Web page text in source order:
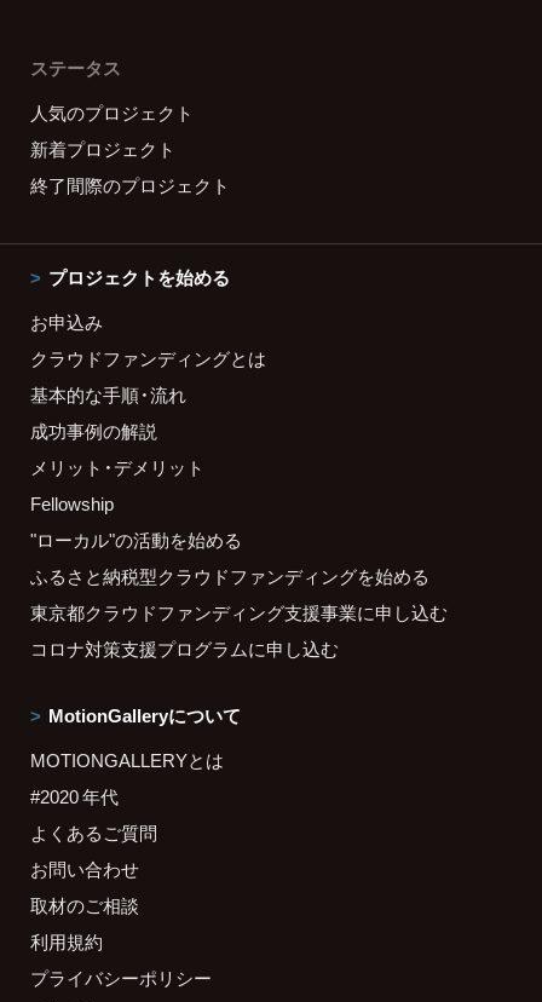
ステータス
人気のプロジェクト
新着プロジェクト
終了間際のプロジェクト
プロジェクトを始める
お申込み
クラウドファンディングとは
基本的な手順・流れ
成功事例の解説
メリット・デメリット
Fellowship
"ローカル"の活動を始める
ふるさと納税型クラウドファンディングを始める
東京都クラウドファンディング支援事業に申し込む
コロナ対策支援プログラムに申し込む
MotionGalleryについて
MOTIONGALLERYとは
#2020 年代
よくあるご質問
お問い合わせ
取材のご相談
利用規約
プライバシーポリシー